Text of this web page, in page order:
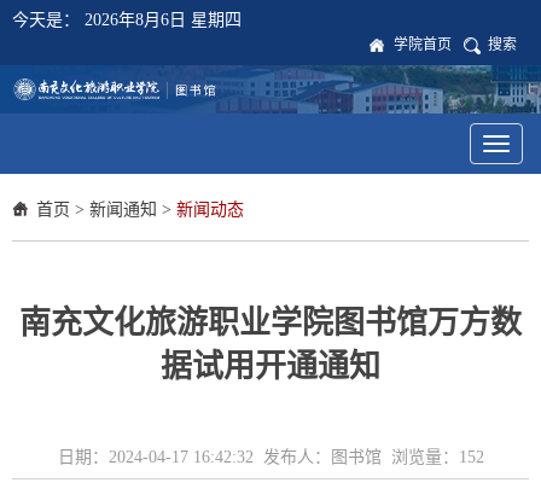
今天是： 2026年8月6日 星期四
学院首页 搜索
Toggle
首页 > 新闻通知 > 新闻动态
南充文化旅游职业学院图书馆万方数
据试用开通通知
日期：2024-04-17 16:42:32 发布人：图书馆 浏览量： 152